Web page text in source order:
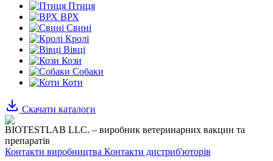
Птиця
ВРХ
Свині
Кролі
Вівці
Кози
Собаки
Коти
Скачати каталоги
BIOTESTLAB LLC. – виробник ветеринарних вакцин та
препаратів
Контакти виробництва Контакти дистриб'юторів